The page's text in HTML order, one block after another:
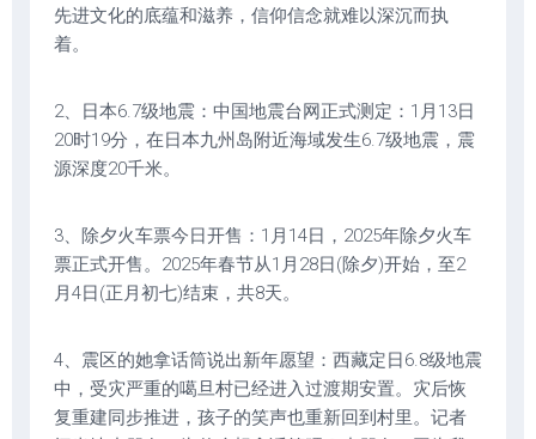
先进文化的底蕴和滋养，信仰信念就难以深沉而执
着。
2、日本6.7级地震：中国地震台网正式测定：1月13日
20时19分，在日本九州岛附近海域发生6.7级地震，震
源深度20千米。
3、除夕火车票今日开售：1月14日，2025年除夕火车
票正式开售。2025年春节从1月28日(除夕)开始，至2
月4日(正月初七)结束，共8天。
4、震区的她拿话筒说出新年愿望：西藏定日6.8级地震
中，受灾严重的噶旦村已经进入过渡期安置。灾后恢
复重建同步推进，孩子的笑声也重新回到村里。记者